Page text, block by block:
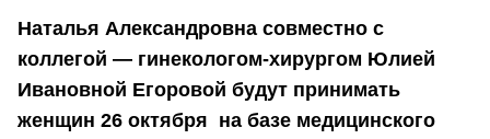
Наталья Александровна совместно с
коллегой — гинекологом-хирургом Юлией
Ивановной Егоровой будут принимать
женщин 26 октября на базе медицинского